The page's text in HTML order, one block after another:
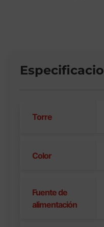
Torre
Color
Fuente de
alimentación